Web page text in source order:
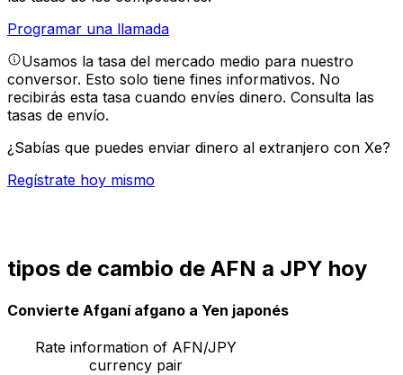
Programar una llamada
Usamos la tasa del mercado medio para nuestro
conversor. Esto solo tiene fines informativos. No
recibirás esta tasa cuando envíes dinero. Consulta las
tasas de envío.
¿Sabías que puedes enviar dinero al extranjero con Xe?
Regístrate hoy mismo
tipos de cambio de AFN a JPY hoy
Convierte Afganí afgano a Yen japonés
Rate information of AFN/JPY
currency pair